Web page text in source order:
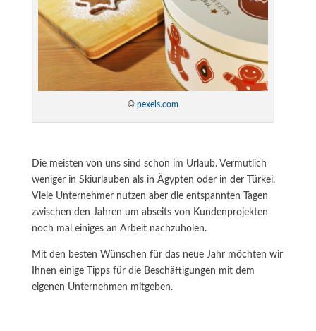
© pexels.com
Die meisten von uns sind schon im Urlaub. Vermutlich
weniger in Skiurlauben als in Ägypten oder in der Türkei.
Viele Unternehmer nutzen aber die entspannten Tagen
zwischen den Jahren um abseits von Kundenprojekten
noch mal einiges an Arbeit nachzuholen.
Mit den besten Wünschen für das neue Jahr möchten wir
Ihnen einige Tipps für die Beschäftigungen mit dem
eigenen Unternehmen mitgeben.